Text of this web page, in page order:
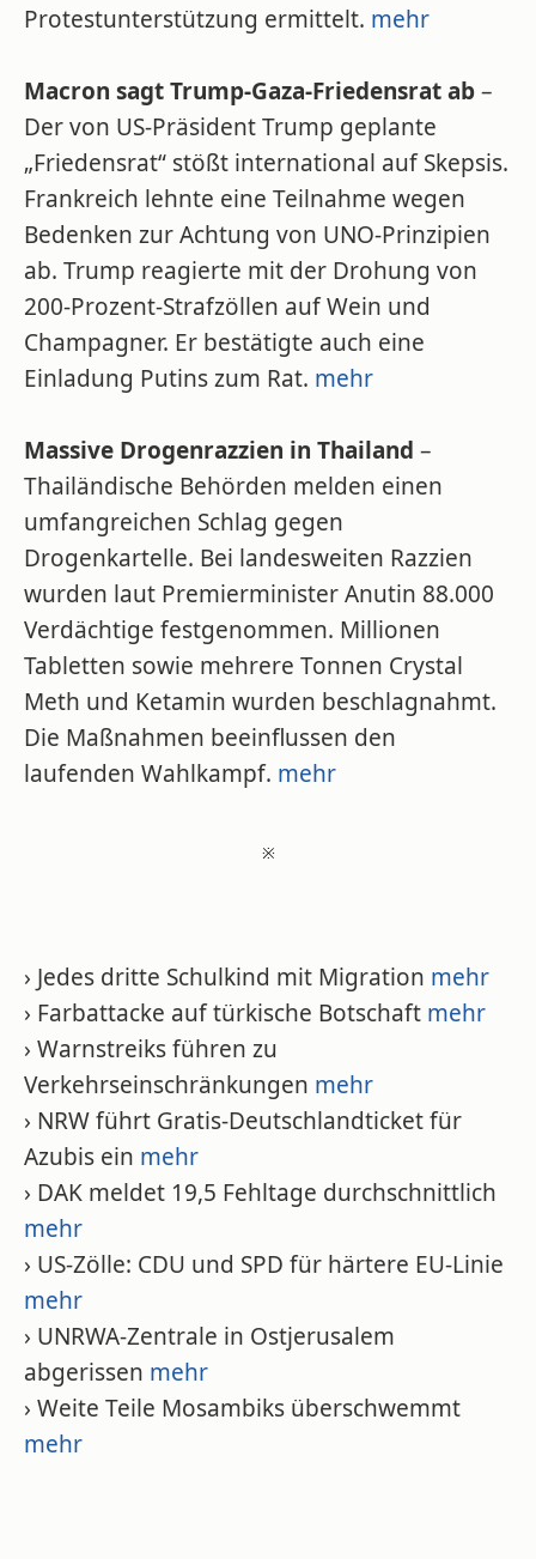
Protestunterstützung ermittelt. mehr
Macron sagt Trump-Gaza-Friedensrat ab–
Der von US-Präsident Trump geplante
„Friedensrat“ stößt international auf Skepsis.
Frankreich lehnte eine Teilnahme wegen
Bedenken zur Achtung von UNO-Prinzipien
ab. Trump reagierte mit der Drohung von
200-Prozent-Strafzöllen auf Wein und
Champagner. Er bestätigte auch eine
Einladung Putins zum Rat. mehr
Massive Drogenrazzien in Thailand –
Thailändische Behörden melden einen
umfangreichen Schlag gegen
Drogenkartelle. Bei landesweiten Razzien
wurden laut Premierminister Anutin 88.000
Verdächtige festgenommen. Millionen
Tabletten sowie mehrere Tonnen Crystal
Meth und Ketamin wurden beschlagnahmt.
Die Maßnahmen beeinflussen den
laufenden Wahlkampf. mehr
※
› Jedes dritte Schulkind mit Migration mehr
› Farbattacke auf türkische Botschaft mehr
› Warnstreiks führen zu
Verkehrseinschränkungen mehr
› NRW führt Gratis-Deutschlandticket für
Azubis ein mehr
› DAK meldet 19,5 Fehltage durchschnittlich
mehr
› US-Zölle: CDU und SPD für härtere EU-Linie
mehr
› UNRWA-Zentrale in Ostjerusalem
abgerissen mehr
› Weite Teile Mosambiks überschwemmt
mehr